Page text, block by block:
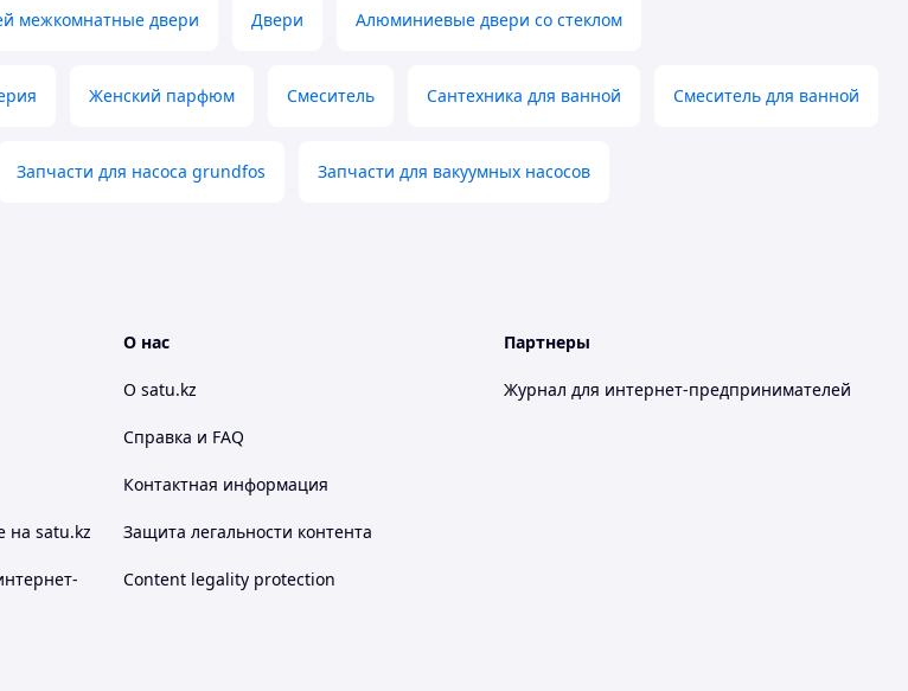
межкомнатные двери Двери Алюминиевые двери со стеклом
Женский парфюм Смеситель Сантехника для ванной Смеситель для ванной
Запчасти для насоса grundfos Запчасти для вакуумных насосов
на satu.kz
О нас
О satu.kz
Справка и FAQ
Контактная информация
Защита легальности контента
Content legality protection
Партнеры
Журнал для интернет-предпринимателей